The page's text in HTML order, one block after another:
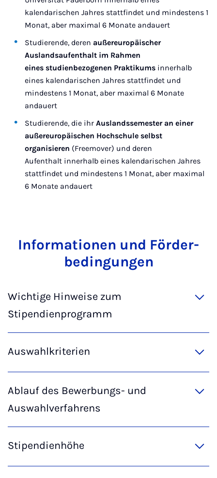
kalendarischen Jahres stattfindet und mindestens 1
Monat, aber maximal 6 Monate andauert
Studierende, deren außereuropäischer
Auslandsaufenthalt im Rahmen
eines studienbezogenen Praktikums innerhalb
eines kalendarischen Jahres stattfindet und
mindestens 1 Monat, aber maximal 6 Monate
andauert
Studierende, die ihrAuslandssemester an einer
außereuropäischen Hochschule selbst
organisieren (Freemover) und deren
Aufenthalt innerhalb eines kalendarischen Jahres
stattfindet und mindestens 1 Monat, aber maximal
6 Monate andauert
In­for­ma­ti­o­nen und För­der­
be­din­gun­gen
Wichtige Hinweise zum
Stipendienprogramm
Auswahlkriterien
Ablauf des Bewerbungs- und
Auswahlverfahrens
Stipendienhöhe